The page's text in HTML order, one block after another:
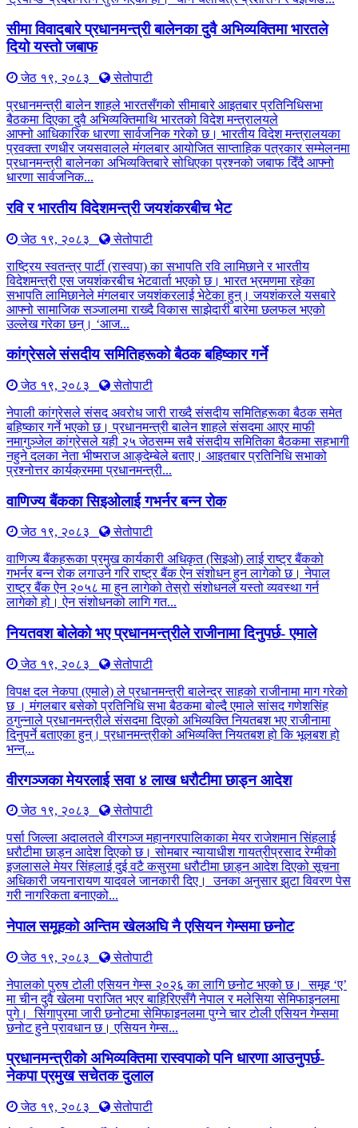
सीमा विवादबारे प्रधानमन्त्री बालेनका दुवै अभिव्यक्तिमा भारतले
दियो यस्तो जबाफ
जेठ १९, २०८३
सेतोपाटी
प्रधानमन्त्री बालेन शाहले भारतसँगको सीमाबारे आइतबार प्रतिनिधिसभा
बैठकमा दिएका दुवै अभिव्यक्तिमाथि भारतको विदेश मन्त्रालयले
आफ्नो आधिकारिक धारणा सार्वजनिक गरेको छ। भारतीय विदेश मन्त्रालयका
प्रवक्ता रणधीर जयसवालले मंगलबार आयोजित साप्ताहिक पत्रकार सम्मेलनमा
प्रधानमन्त्री बालेनका अभिव्यक्तिबारे सोधिएका प्रश्नको जबाफ दिँदै आफ्नो
धारणा सार्वजनिक...
रवि र भारतीय विदेशमन्त्री जयशंकरबीच भेट
जेठ १९, २०८३
सेतोपाटी
राष्ट्रिय स्वतन्त्र पार्टी (रास्वपा) का सभापति रवि लामिछाने र भारतीय
विदेशमन्त्री एस जयशंकरबीच भेटवार्ता भएको छ। भारत भ्रमणमा रहेका
सभापति लामिछानेले मंगलबार जयशंकरलाई भेटेका हुन्। जयशंकरले यसबारे
आफ्नो सामाजिक सञ्जालमा राख्दै विकास साझेदारी बारेमा छलफल भएको
उल्लेख गरेका छन्। ‘आज...
कांग्रेसले संसदीय समितिहरूकाे बैठक बहिष्कार गर्ने
जेठ १९, २०८३
सेतोपाटी
नेपाली कांग्रेसले संसद अवरोध जारी राख्दै संसदीय समितिहरूका बैठक समेत
बहिष्कार गर्ने भएको छ। प्रधानमन्त्री बालेन शाहले संसदमा आएर माफी
नमागुञ्जेल कांग्रेसले यही २५ जेठसम्म सबै संसदीय समितिका बैठकमा सहभागी
नहुने दलका नेता भीष्मराज आङ्देम्बेले बताए। आइतबार प्रतिनिधि सभाको
प्रश्नोत्तर कार्यक्रममा प्रधानमन्त्री...
वाणिज्य बैंकका सिइओलाई गभर्नर बन्न रोक
जेठ १९, २०८३
सेतोपाटी
वाणिज्य बैंकहरूका प्रमुख कार्यकारी अधिकृत (सिइओ) लाई राष्ट्र बैंकको
गभर्नर बन्न रोक लगाउने गरि राष्ट्र बैंक ऐन संशोधन हुन लागेको छ। नेपाल
राष्ट्र बैंक ऐन २०५८ मा हुन लागेको तेस्रो संशोधनले यस्तो व्यवस्था गर्न
लागेको हो। ऐन संशोधनको लागि गत...
नियतवश बोलेको भए प्रधानमन्त्रीले राजीनामा दिनुपर्छ- एमाले
जेठ १९, २०८३
सेतोपाटी
विपक्ष दल नेकपा (एमाले) ले प्रधानमन्त्री बालेन्द्र साहको राजीनामा माग गरेको
छ । मंगलबार बसेको प्रतिनिधि सभा बैठकमा बोल्दै एमाले सांसद गणेशसिंह
ठगुन्नाले प्रधानमन्त्रीले संसदमा दिएको अभिव्यक्ति नियतबश भए राजीनामा
दिनुपर्ने बताएका हुन्। प्रधानमन्त्रीको अभिव्यक्ति नियतबश हो कि भूलबश हो
भन्न्...
वीरगञ्जका मेयरलाई सवा ४ लाख धरौटीमा छाड्न आदेश
जेठ १९, २०८३
सेतोपाटी
पर्सा जिल्ला अदालतले वीरगञ्ज महानगरपालिकाका मेयर राजेशमान सिंहलाई
धरौटीमा छाड्न आदेश दिएको छ। सोमबार न्यायाधीश गायत्रीप्रसाद रेग्मीको
इजलासले मेयर सिंहलाई दुई वटै कसुरमा धरौटीमा छाड्न आदेश दिएको सूचना
अधिकारी जयनारायण यादवले जानकारी दिए। उनका अनुसार झुटा विवरण पेस
गरी नागरिकता बनाएको...
नेपाल समूहको अन्तिम खेलअघि नै एसियन गेम्समा छनोट
जेठ १९, २०८३
सेतोपाटी
नेपालको पुरुष टोली एसियन गेम्स २०२६ का लागि छनोट भएको छ। समूह ‘ए’
मा चीन दुवै खेलमा पराजित भएर बाहिरिएसँगै नेपाल र मलेसिया सेमिफाइनलमा
पुगे। सिंगापुरमा जारी छनोटमा सेमिफाइनलमा पुग्ने चार टोली एसियन गेम्समा
छनोट हुने प्रावधान छ। एसियन गेम्स...
प्रधानमन्त्रीको अभिव्यक्तिमा रास्वपाको पनि धारणा आउनुपर्छ-
नेकपा प्रमुख सचेतक दुलाल
जेठ १९, २०८३
सेतोपाटी